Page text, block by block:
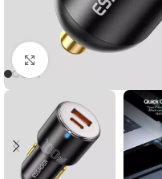
Cliquez pour agrandir